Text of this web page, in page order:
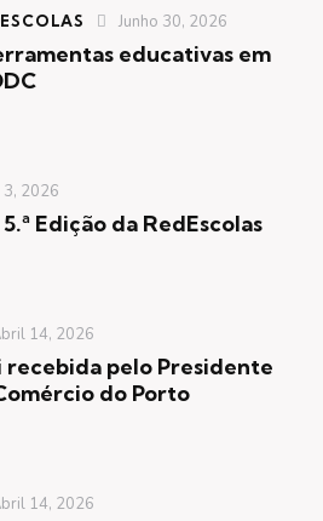
Junho 30, 2026
educativas em
3, 2026
Edição da RedEscolas
14, 2026
pelo Presidente
do Porto
14, 2026